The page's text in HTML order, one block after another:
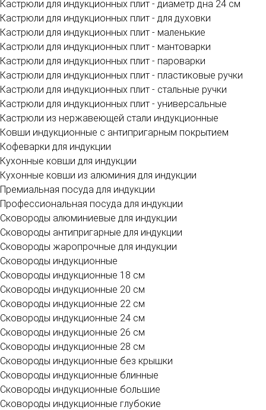
Кастрюли для индукционных плит - диаметр дна 24 см
Кастрюли для индукционных плит - для духовки
Кастрюли для индукционных плит - маленькие
Кастрюли для индукционных плит - мантоварки
Кастрюли для индукционных плит - пароварки
Кастрюли для индукционных плит - пластиковые ручки
Кастрюли для индукционных плит - стальные ручки
Кастрюли для индукционных плит - универсальные
Кастрюли из нержавеющей стали индукционные
Ковши индукционные с антипригарным покрытием
Кофеварки для индукции
Кухонные ковши для индукции
Кухонные ковши из алюминия для индукции
Премиальная посуда для индукции
Профессиональная посуда для индукции
Сковороды алюминиевые для индукции
Сковороды антипригарные для индукции
Сковороды жаропрочные для индукции
Сковороды индукционные
Сковороды индукционные 18 см
Сковороды индукционные 20 см
Сковороды индукционные 22 см
Сковороды индукционные 24 см
Сковороды индукционные 26 см
Сковороды индукционные 28 см
Сковороды индукционные без крышки
Сковороды индукционные блинные
Сковороды индукционные большие
Сковороды индукционные глубокие